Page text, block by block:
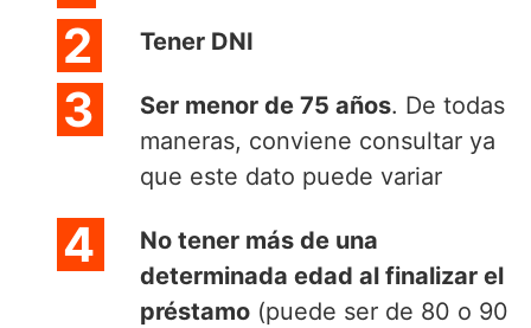
Tener DNI
Ser menor de 75 años. De todas
maneras, conviene consultar ya
que este dato puede variar
No tener más de una
determinada edad al finalizar el
préstamo (puede ser de 80 o 90